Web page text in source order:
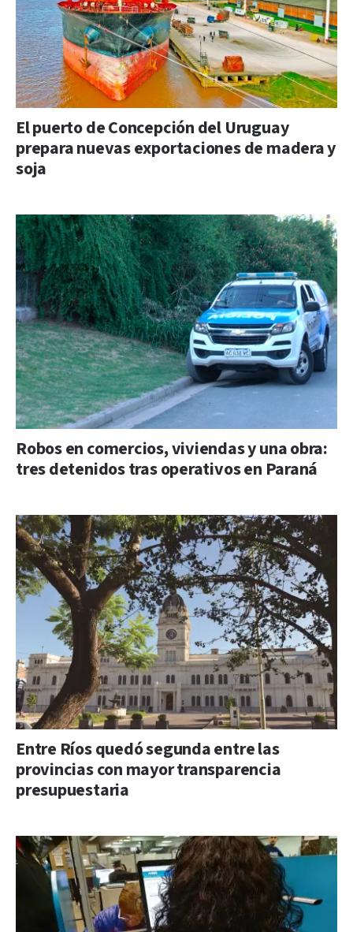
El puerto de Concepción del Uruguay
prepara nuevas exportaciones de madera y
soja
Robos en comercios, viviendas y una obra:
tres detenidos tras operativos en Paraná
Entre Ríos quedó segunda entre las
provincias con mayor transparencia
presupuestaria